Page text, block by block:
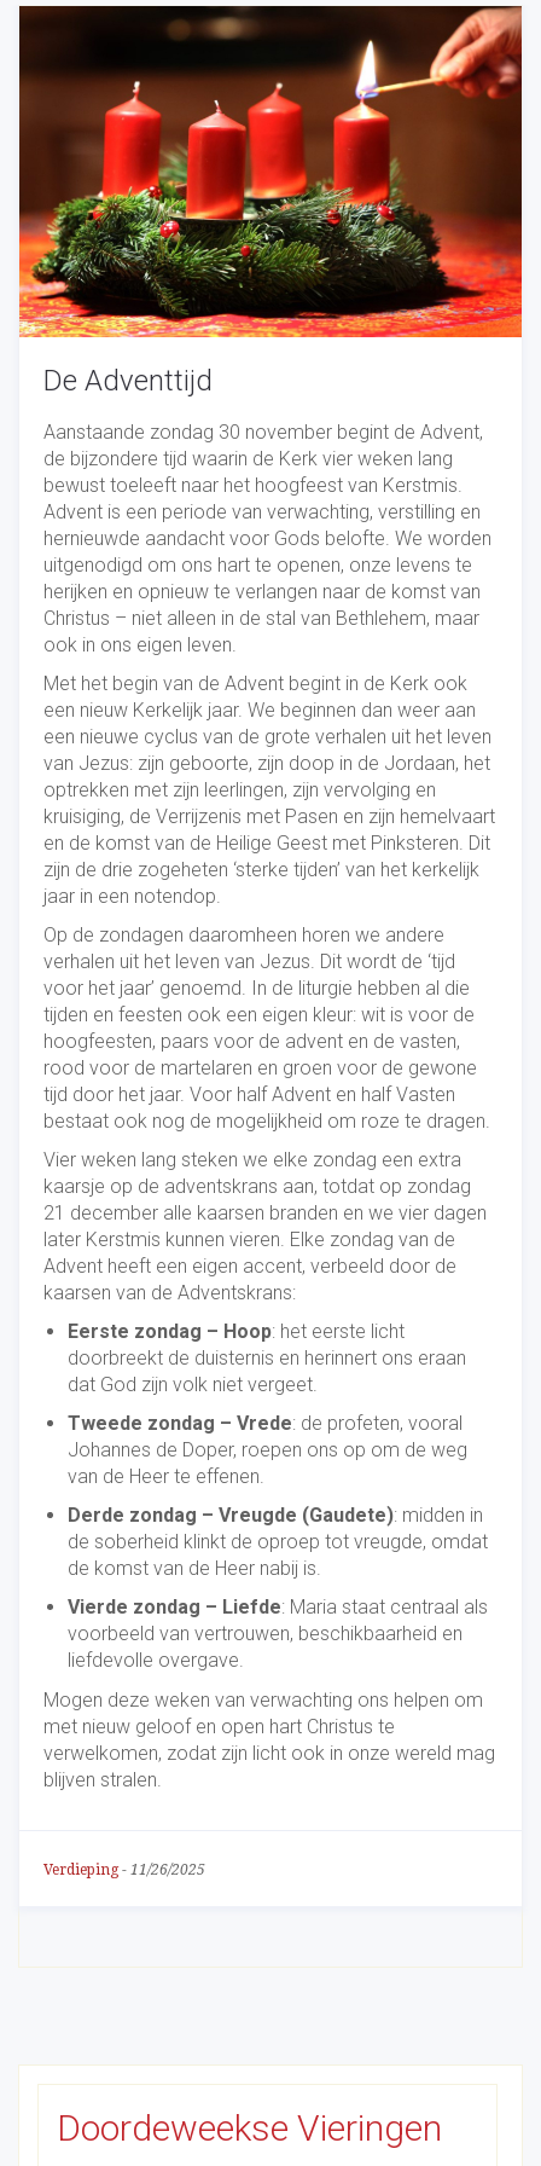
De Adventtijd
Aanstaande zondag 30 november begint de Advent,
de bijzondere tijd waarin de Kerk vier weken lang
bewust toeleeft naar het hoogfeest van Kerstmis.
Advent is een periode van verwachting, verstilling en
hernieuwde aandacht voor Gods belofte. We worden
uitgenodigd om ons hart te openen, onze levens te
herijken en opnieuw te verlangen naar de komst van
Christus – niet alleen in de stal van Bethlehem, maar
ook in ons eigen leven.
Met het begin van de Advent begint in de Kerk ook
een nieuw Kerkelijk jaar. We beginnen dan weer aan
een nieuwe cyclus van de grote verhalen uit het leven
van Jezus: zijn geboorte, zijn doop in de Jordaan, het
optrekken met zijn leerlingen, zijn vervolging en
kruisiging, de Verrijzenis met Pasen en zijn hemelvaart
en de komst van de Heilige Geest met Pinksteren. Dit
zijn de drie zogeheten ‘sterke tijden’ van het kerkelijk
jaar in een notendop.
Op de zondagen daaromheen horen we andere
verhalen uit het leven van Jezus. Dit wordt de ‘tijd
voor het jaar’ genoemd. In de liturgie hebben al die
tijden en feesten ook een eigen kleur: wit is voor de
hoogfeesten, paars voor de advent en de vasten,
rood voor de martelaren en groen voor de gewone
tijd door het jaar. Voor half Advent en half Vasten
bestaat ook nog de mogelijkheid om roze te dragen.
Vier weken lang steken we elke zondag een extra
kaarsje op de adventskrans aan, totdat op zondag
21 december alle kaarsen branden en we vier dagen
later Kerstmis kunnen vieren. Elke zondag van de
Advent heeft een eigen accent, verbeeld door de
kaarsen van de Adventskrans:
Eerste zondag – Hoop: het eerste licht
doorbreekt de duisternis en herinnert ons eraan
dat God zijn volk niet vergeet.
Tweede zondag – Vrede: de profeten, vooral
Johannes de Doper, roepen ons op om de weg
van de Heer te effenen.
Derde zondag – Vreugde (Gaudete): midden in
de soberheid klinkt de oproep tot vreugde, omdat
de komst van de Heer nabij is.
Vierde zondag – Liefde: Maria staat centraal als
voorbeeld van vertrouwen, beschikbaarheid en
liefdevolle overgave.
Mogen deze weken van verwachting ons helpen om
met nieuw geloof en open hart Christus te
verwelkomen, zodat zijn licht ook in onze wereld mag
blijven stralen.
Verdieping- 11/26/2025
Doordeweekse Vieringen